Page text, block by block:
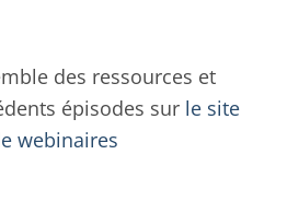
des ressources et
épisodes sur le site
webinaires